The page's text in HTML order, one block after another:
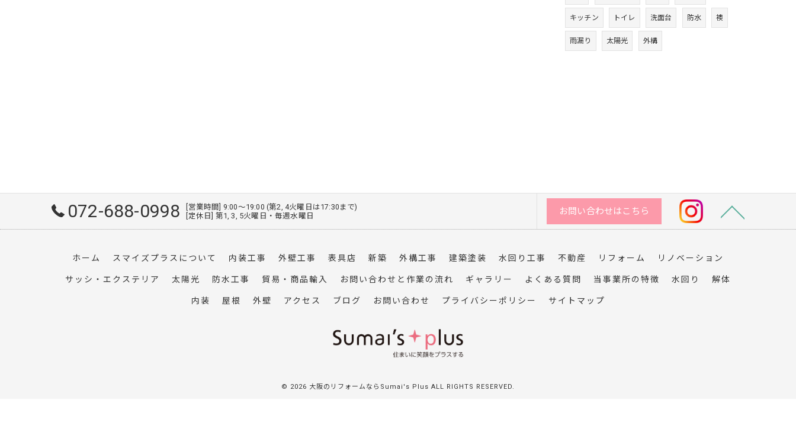
キッチン トイレ 洗面台 防水 襖
雨漏り 太陽光 外構
072-688-0998
[営業時間] 9:00～19:00 (第2, 4火曜日は17:30まで)
[定休日] 第1, 3, 5火曜日・毎週水曜日
お問い合わせはこちら
ホーム スマイズプラスについて 内装工事 外壁工事 表具店 新築 外構工事 建築塗装 水回り工事 不動産 リフォーム リノベーション
サッシ・エクステリア 太陽光 防水工事 貿易・商品輸入 お問い合わせと作業の流れ ギャラリー よくある質問 当事業所の特徴 水回り 解体
内装 屋根 外壁 アクセス ブログ お問い合わせ プライバシーポリシー サイトマップ
© 2026 大阪のリフォームならSumai's Plus ALL RIGHTS RESERVED.